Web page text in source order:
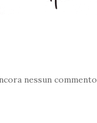
nessun commento